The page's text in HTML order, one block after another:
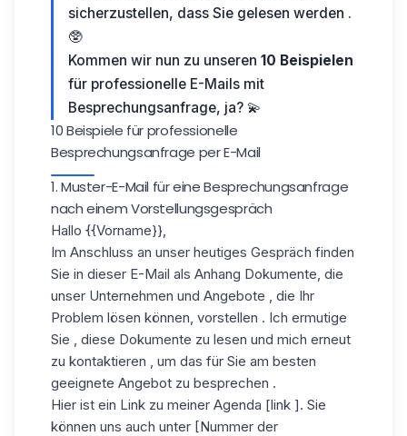
sicherzustellen, dass Sie gelesen werden .
🥸
Kommen wir nun zu unseren 10 Beispielen
für professionelle E-Mails mit
Besprechungsanfrage, ja? 💫
10 Beispiele für professionelle
Besprechungsanfrage per E-Mail
1. Muster-E-Mail für eine Besprechungsanfrage
nach einem Vorstellungsgespräch
Hallo {{Vorname}},
Im Anschluss an unser heutiges Gespräch finden
Sie in dieser E-Mail als Anhang Dokumente, die
unser Unternehmen und Angebote , die Ihr
Problem lösen können, vorstellen . Ich ermutige
Sie , diese Dokumente zu lesen und mich erneut
zu kontaktieren , um das für Sie am besten
geeignete Angebot zu besprechen .
Hier ist ein Link zu meiner Agenda [link ]. Sie
können uns auch unter [Nummer der